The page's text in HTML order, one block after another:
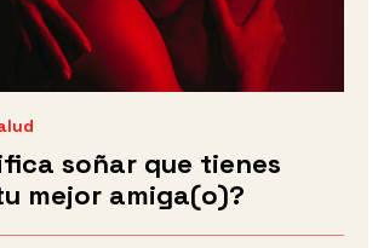
soñar que tienes
mejor amiga(o)?